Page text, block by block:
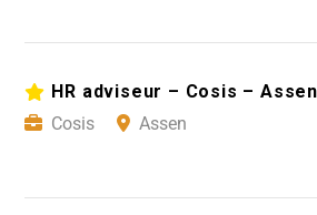
HR adviseur – Cosis – Assen
Cosis
Assen